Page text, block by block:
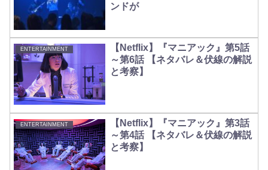
ンドが
ENTERTAINMENT
【Netflix】『マニアック』第5話
～第6話 【ネタバレ＆伏線の解説
と考察】
ENTERTAINMENT
【Netflix】『マニアック』第3話
～第4話 【ネタバレ＆伏線の解説
と考察】